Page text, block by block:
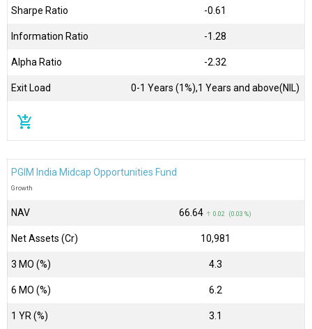
Sharpe Ratio -0.61
Information Ratio -1.28
Alpha Ratio -2.32
Exit Load 0-1 Years (1%),1 Years and above(NIL)
add_shopping_cart
PGIM India Midcap Opportunities Fund
Growth
NAV ₹66.64 ↑ 0.02 (0.03 %)
Net Assets (Cr) ₹10,981
3 MO (%) 4.3
6 MO (%) 6.2
1 YR (%) 3.1